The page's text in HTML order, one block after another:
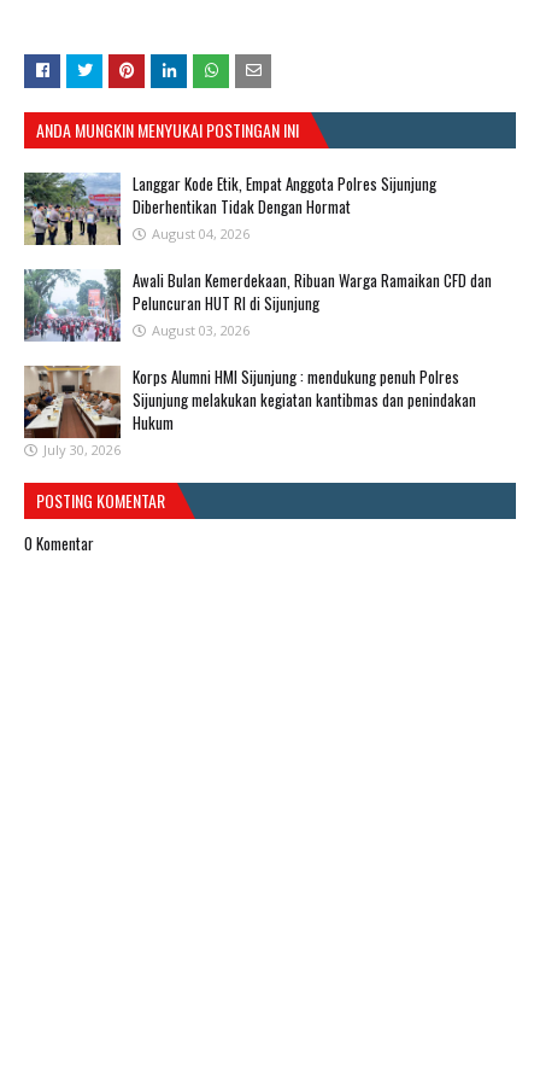
ANDA MUNGKIN MENYUKAI POSTINGAN INI
Langgar Kode Etik, Empat Anggota Polres Sijunjung
Diberhentikan Tidak Dengan Hormat
August 04, 2026
Awali Bulan Kemerdekaan, Ribuan Warga Ramaikan CFD dan
Peluncuran HUT RI di Sijunjung
August 03, 2026
Korps Alumni HMI Sijunjung : mendukung penuh Polres
Sijunjung melakukan kegiatan kantibmas dan penindakan
Hukum
July 30, 2026
POSTING KOMENTAR
0 Komentar